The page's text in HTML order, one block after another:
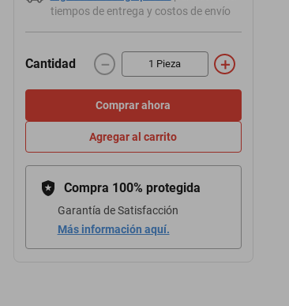
tiempos de entrega y costos de envío
Cantidad ＋
－
Comprar ahora
Agregar al carrito
Compra 100% protegida
Garantía de Satisfacción
Más información aquí.